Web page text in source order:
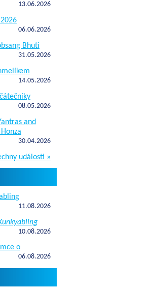
13.06.2026
06.06.2026
Bhuti
31.05.2026
14.05.2026
08.05.2026
and
30.04.2026
události »
11.08.2026
10.08.2026
o
06.08.2026